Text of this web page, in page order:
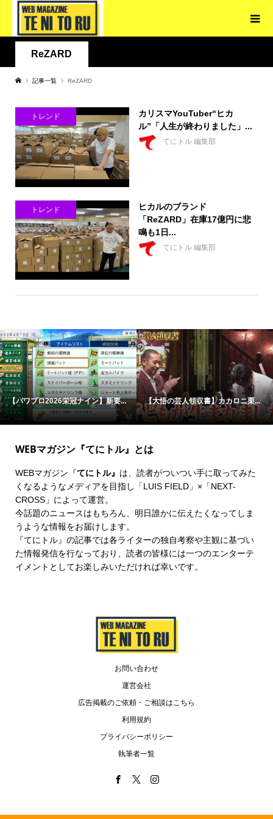
ReZARD
記事一覧 ReZARD
トレンド
カリスマYouTuber“ヒカ
ル”「人生が終わりました」...
てにトル 編集部
トレンド
ヒカルのブランド
「ReZARD」在庫17億円に悲
鳴も1日...
てにトル 編集部
【パワプロ2026栄冠ナイン】新要... 【大悟の芸人領収書】カカロニ栗...
WEBマガジン『てにトル』とは
WEBマガジン『てにトル』 は、読者がついつい手に取ってみた
くなるようなメディアを目指し「LUIS FIELD」×「NEXT-
CROSS」によって運営。
今話題のニュースはもちろん、明日誰かに伝えたくなってしま
うような情報をお届けします。
『てにトル』の記事では各ライターの独自考察や主観に基づい
た情報発信を行なっており、読者の皆様には一つのエンターテ
イメントとしてお楽しみいただければ幸いです。
お問い合わせ
運営会社
広告掲載のご依頼・ご相談はこちら
利用規約
プライバシーポリシー
執筆者一覧